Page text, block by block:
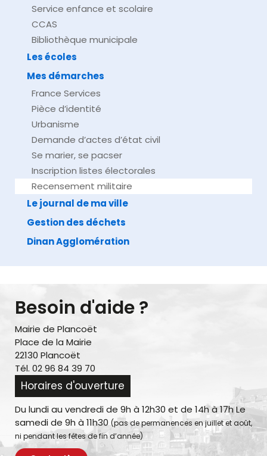
Service enfance et scolaire
CCAS
Bibliothèque municipale
Les écoles
Mes démarches
France Services
Pièce d’identité
Urbanisme
Demande d’actes d’état civil
Se marier, se pacser
Inscription listes électorales
Recensement militaire
Le journal de ma ville
Gestion des déchets
Dinan Agglomération
Besoin d'aide ?
Mairie de Plancoët
Place de la Mairie
22130 Plancoët
Tél. 02 96 84 39 70
Horaires d'ouverture
Du lundi au vendredi de 9h à 12h30 et de 14h à 17h Le
samedi de 9h à 11h30 (pas de permanences en juillet et août,
ni pendant les fêtes de fin d’année)